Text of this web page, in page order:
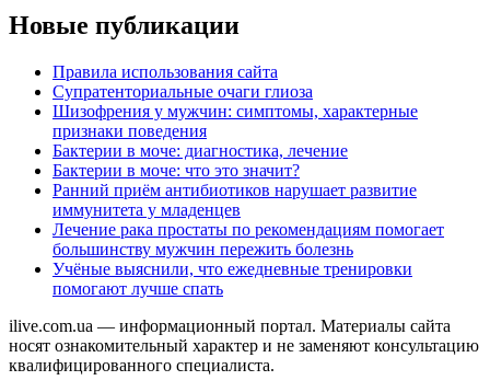
Новые публикации
Правила использования сайта
Супратенториальные очаги глиоза
Шизофрения у мужчин: симптомы, характерные
признаки поведения
Бактерии в моче: диагностика, лечение
Бактерии в моче: что это значит?
Ранний приём антибиотиков нарушает развитие
иммунитета у младенцев
Лечение рака простаты по рекомендациям помогает
большинству мужчин пережить болезнь
Учёные выяснили, что ежедневные тренировки
помогают лучше спать
ilive.com.ua — информационный портал. Материалы сайта
носят ознакомительный характер и не заменяют консультацию
квалифицированного специалиста.